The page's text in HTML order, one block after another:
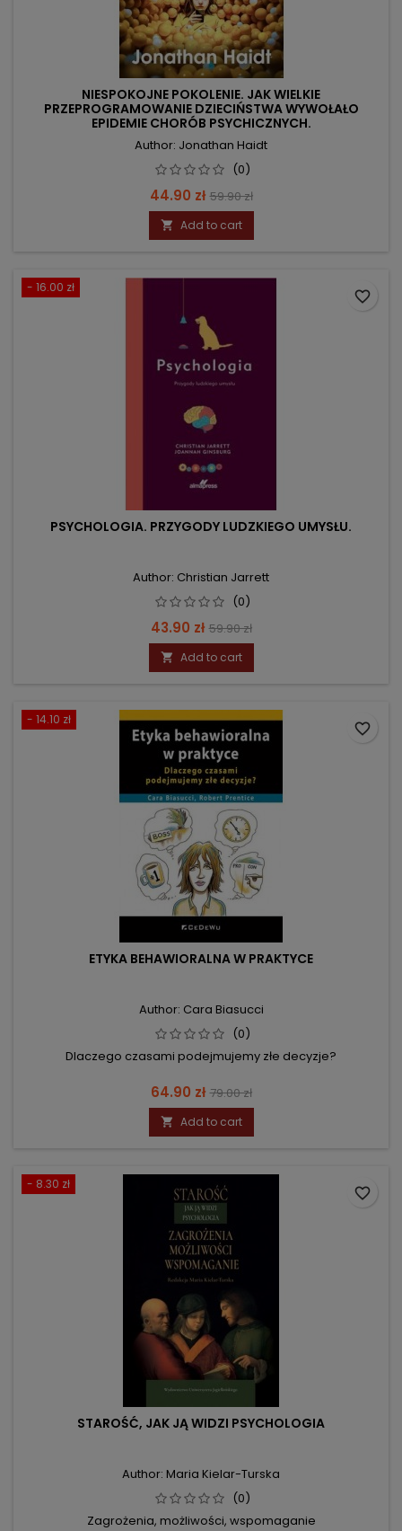
NIESPOKOJNE POKOLENIE. JAK WIELKIE
PRZEPROGRAMOWANIE DZIECIŃSTWA WYWOŁAŁO
EPIDEMIE CHORÓB PSYCHICZNYCH.
Author: Jonathan Haidt
(0)
Price
44.90 zł Regular
price
59.90 zł
 Add to cart
- 16.00 zł
PSYCHOLOGIA. PRZYGODY LUDZKIEGO UMYSŁU.
Author: Christian Jarrett
(0)
Price
43.90 zł Regular
price
59.90 zł
 Add to cart
favorite_border
- 14.10 zł
ETYKA BEHAWIORALNA W PRAKTYCE
Author: Cara Biasucci
(0)
Dlaczego czasami podejmujemy złe decyzje?
Price
64.90 zł Regular
price
79.00 zł
 Add to cart
favorite_border
- 8.30 zł
STAROŚĆ, JAK JĄ WIDZI PSYCHOLOGIA
Author: Maria Kielar-Turska
(0)
Zagrożenia, możliwości, wspomaganie
favorite_border